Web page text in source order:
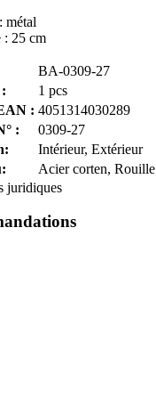
métal
: 25 cm
BA-0309-27
1 pcs
: 4051314030289
:
0309-27
Intérieur, Extérieur
Acier corten, Rouille
juridiques